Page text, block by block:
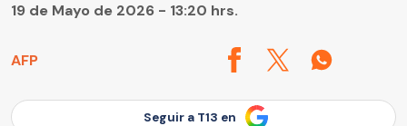
AFP
19 de Mayo de 2026 - 13:20 hrs.
Seguir a T13 en